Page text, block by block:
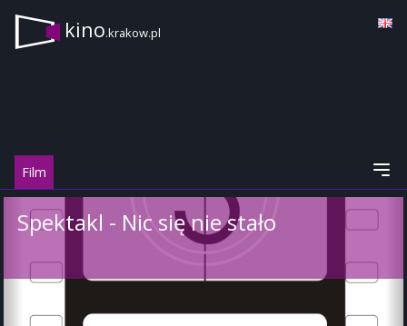
kino.krakow.pl
Film
Spektakl - Nic się nie stało